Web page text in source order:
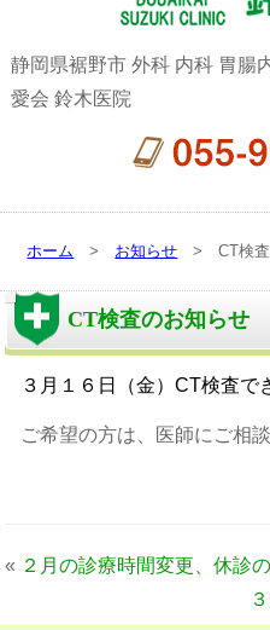
静岡県裾野市 外科 内科 胃腸
愛会 鈴木医院
ホーム > お知らせ > CT検査
CT検査のお知らせ
３月１６日（金）CT検査で
ご希望の方は、医師にご相談
« ２月の診療時間変更、休診